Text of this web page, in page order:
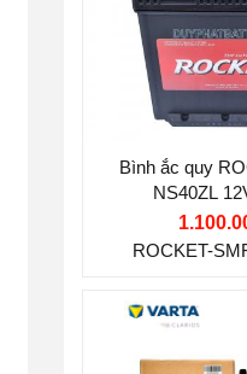
Điện thế (V):
Dung lượng
Dòng khởi
300 A
Công nghệ:
Miễn Bảo
Kiểu cọc:
Nước sản xuất:
Bình ắc quy
NS40ZL
ROCKET-
Thương hiệu
VARTA